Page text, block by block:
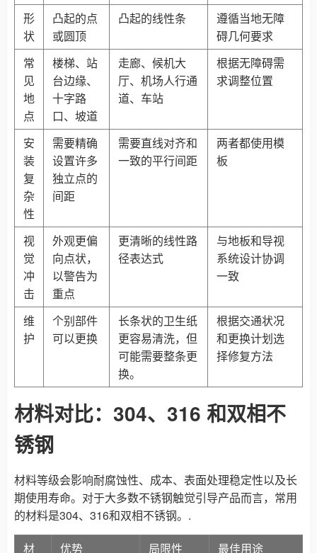
形
状
凸起的点
或圆顶
凸起的线性条
遵循当地无障
碍几何要求
常
见
地
点
楼梯、站
台边缘、
十字路
口、坡道
走廊、候机大
厅、机场人行通
道、车站
根据无障碍需
求调整位置
安
装
复
杂
性
需要精确
设置许多
独立点的
间距
需要直线对齐和
一致的平行间距
两者都使用模
板
视
觉
冲
击
外观更偏
向点状，
以警告为
重点
更清晰的线性路
径表达式
与地板和导视
系统设计协调
一致
维
护
个别部件
可以更换
长条状的卫生纸
更容易清洗，但
可能需要整条更
换。
根据交通状况
和更换计划选
择修复方法
材料对比：304、316 和双相不
锈钢
材料等级会影响耐腐蚀性、成本、表面处理稳定性以及长
期使用寿命。对于大多数不锈钢触觉引导产品而言，常用
的材料是304、316和双相不锈钢。.
材 优势 局限性 最佳用途